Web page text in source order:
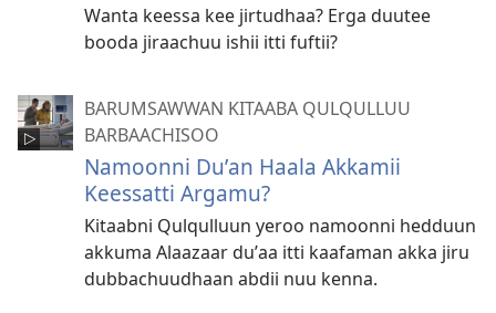
Wanta keessa kee jirtudhaa? Erga duutee
booda jiraachuu ishii itti fuftii?
BARUMSAWWAN KITAABA QULQULLUU
BARBAACHISOO
Namoonni Duʼan Haala Akkamii
Keessatti Argamu?
Kitaabni Qulqulluun yeroo namoonni hedduun
akkuma Alaazaar duʼaa itti kaafaman akka jiru
dubbachuudhaan abdii nuu kenna.